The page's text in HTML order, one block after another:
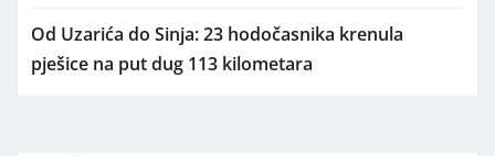
Od Uzarića do Sinja: 23 hodočasnika krenula
pješice na put dug 113 kilometara